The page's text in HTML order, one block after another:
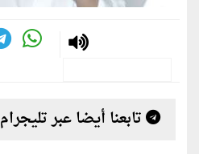
تابعنا أيضا عبر تليجرام t.me/alwatanvoice